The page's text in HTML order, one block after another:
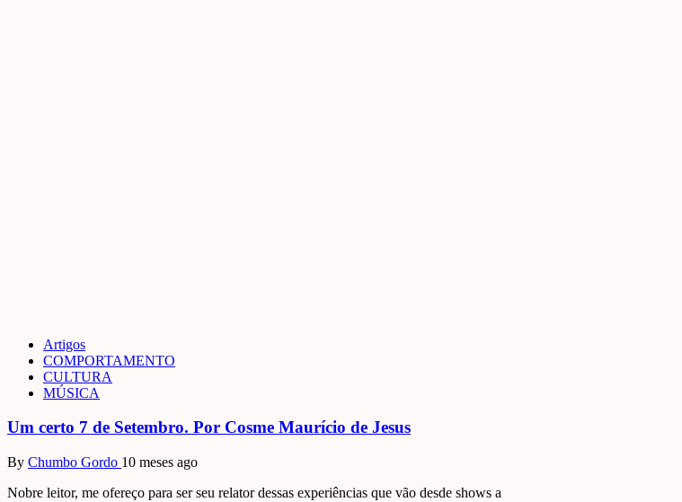
Artigos
COMPORTAMENTO
CULTURA
MÚSICA
Um certo 7 de Setembro. Por Cosme Maurício de Jesus
By Chumbo Gordo 10 meses ago
Nobre leitor, me ofereço para ser seu relator dessas experiências que vão desde shows a